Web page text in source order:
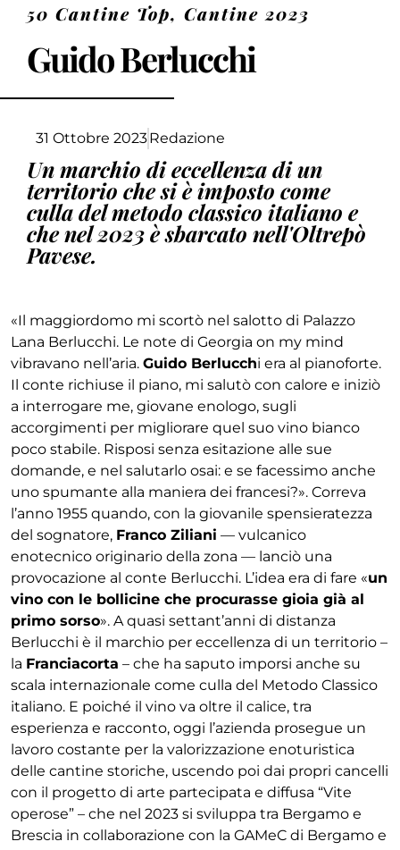
50 Cantine Top,Cantine 2023
Guido Berlucchi
31 Ottobre 2023Redazione
Un marchio di eccellenza di un
territorio che si è imposto come
culla del metodo classico italiano e
che nel 2023 è sbarcato nell'Oltrepò
Pavese.
«Il maggiordomo mi scortò nel salotto di Palazzo
Lana Berlucchi. Le note di Georgia on my mind
vibravano nell’aria. Guido Berlucchi era al pianoforte.
Il conte richiuse il piano, mi salutò con calore e iniziò
a interrogare me, giovane enologo, sugli
accorgimenti per migliorare quel suo vino bianco
poco stabile. Risposi senza esitazione alle sue
domande, e nel salutarlo osai: e se facessimo anche
uno spumante alla maniera dei francesi?». Correva
l’anno 1955 quando, con la giovanile spensieratezza
del sognatore, Franco Ziliani — vulcanico
enotecnico originario della zona — lanciò una
provocazione al conte Berlucchi. L’idea era di fare «un
vino con le bollicine che procurasse gioia già al
primo sorso». A quasi settant’anni di distanza
Berlucchi è il marchio per eccellenza di un territorio –
la Franciacorta – che ha saputo imporsi anche su
scala internazionale come culla del Metodo Classico
italiano. E poiché il vino va oltre il calice, tra
esperienza e racconto, oggi l’azienda prosegue un
lavoro costante per la valorizzazione enoturistica
delle cantine storiche, uscendo poi dai propri cancelli
con il progetto di arte partecipata e diffusa “Vite
operose” – che nel 2023 si sviluppa tra Bergamo e
Brescia in collaborazione con la GAMeC di Bergamo e